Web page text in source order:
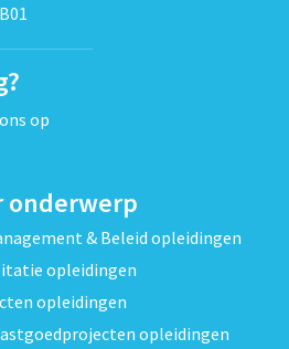
op
onderwerp
& Beleid opleidingen
opleidingen
opleidingen
opleidingen